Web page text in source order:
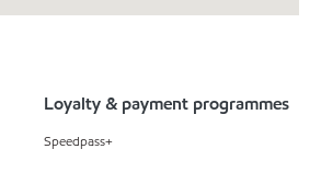
Loyalty & payment programmes
Speedpass+